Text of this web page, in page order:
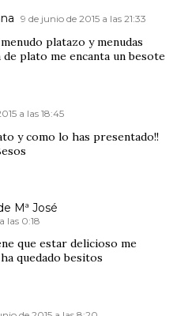
9 de junio de 2015 a las 21:33
platazo y menudas
plato me encanta un besote
a las 18:45
y como lo has presentado!!
Mª José
las 0:18
que estar delicioso me
quedado besitos